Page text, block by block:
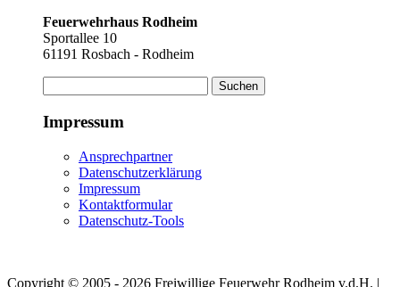
Feuerwehrhaus Rodheim
Sportallee 10
61191 Rosbach - Rodheim
nach:
Impressum
Ansprechpartner
Datenschutzerklärung
Impressum
Kontaktformular
Datenschutz-Tools
Copyright © 2005 - 2026 Freiwillige Feuerwehr Rodheim v.d.H. |